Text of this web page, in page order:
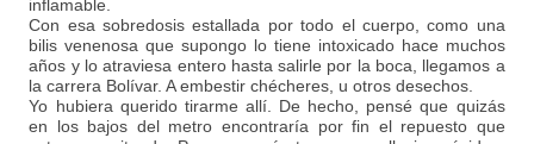
inflamable.
Con esa sobredosis estallada por todo el cuerpo, como una
bilis venenosa que supongo lo tiene intoxicado hace muchos
años y lo atraviesa entero hasta salirle por la boca, llegamos a
la carrera Bolívar. A embestir chécheres, u otros desechos.
Yo hubiera querido tirarme allí. De hecho, pensé que quizás
en los bajos del metro encontraría por fin el repuesto que